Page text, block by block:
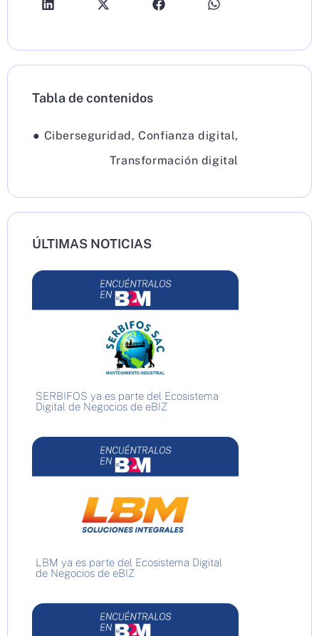
Tabla de contenidos
● Ciberseguridad , Confianza digital,
Transformación digital
ÚLTIMAS NOTICIAS
SERBIFOS ya es parte del Ecosistema
Digital de Negocios de eBIZ
LBM ya es parte del Ecosistema Digital
de Negocios de eBIZ